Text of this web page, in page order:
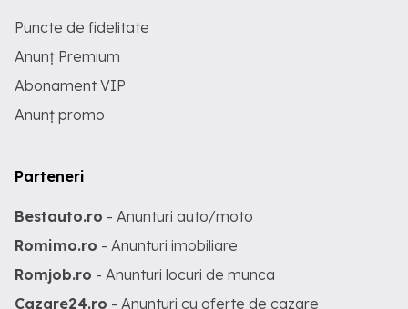
Puncte de fidelitate
Anunț Premium
Abonament VIP
Anunț promo
Parteneri
Bestauto.ro - Anunturi auto/moto
Romimo.ro - Anunturi imobiliare
Romjob.ro - Anunturi locuri de munca
Cazare24.ro - Anunturi cu oferte de cazare